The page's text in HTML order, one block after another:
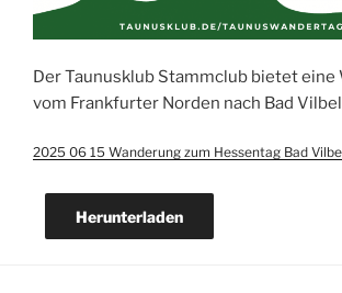
Der Taunusklub Stammclub bietet eine
vom Frankfurter Norden nach Bad
2025 06 15 Wanderung zum Hessentag Bad
Herunterladen